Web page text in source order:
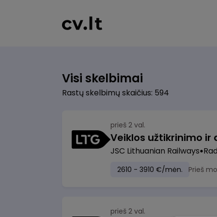
Visi skelbimai
Rastų skelbimų skaičius: 594
prieš 2 val.
JSC Lithuanian Railways
2610 - 3910 €/mėn. Prieš
prieš 2 val.